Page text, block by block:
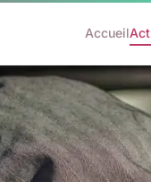
Accueil